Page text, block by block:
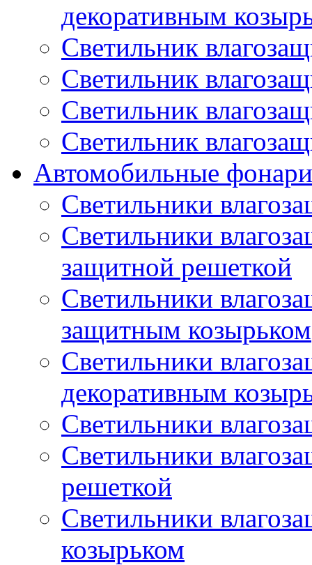
декоративным
Светильник
Светильник
Светильник
Светильник
Автомобильные фонари
Светильники
Светильники
защитной решеткой
Светильники
защитным козырьком
Светильники
декоративным
Светильники
Светильники
решеткой
Светильники
козырьком